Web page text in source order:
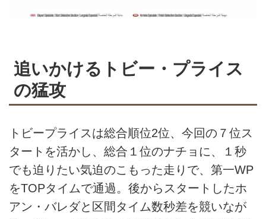
追いかけるトビー・プライス
の猛攻
トビープライスは総合順位2位、今回の７位ス
タートを活かし、総合１位のナチョに、１秒
でも迫りたい気迫のこもった走りで、第一WP
をTOPタイムで通過。後からスタートしたホ
アン・バレダと区間タイム数秒差を競いなが